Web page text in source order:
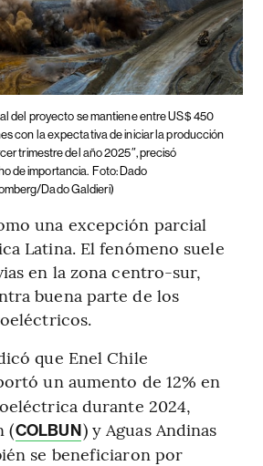
del proyecto se mantiene entre US$ 450
con la expectativa de iniciar la producción
trimestre del año 2025″, precisó
de importancia. Foto: Dado
Dado Galdieri)
una excepción parcial
Latina. El fenómeno suele
en la zona centro-sur,
buena parte de los
que Enel Chile
un aumento de 12% en
durante 2024,
(COLBUN) y Aguas Andinas
se beneficiaron por